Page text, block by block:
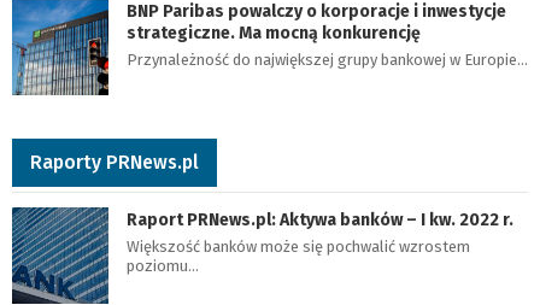
BNP Paribas powalczy o korporacje i inwestycje
strategiczne. Ma mocną konkurencję
Przynależność do największej grupy bankowej w Europie…
Raporty PRNews.pl
Raport PRNews.pl: Aktywa banków – I kw. 2022 r.
Większość banków może się pochwalić wzrostem
poziomu…